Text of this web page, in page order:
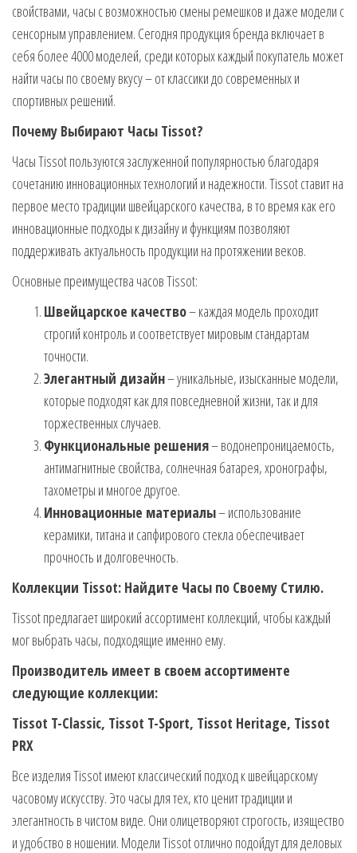
свойствами, часы с возможностью смены ремешков и даже модели с
сенсорным управлением. Сегодня продукция бренда включает в
себя более 4000 моделей, среди которых каждый покупатель может
найти часы по своему вкусу – от классики до современных и
спортивных решений.
Почему Выбирают Часы Tissot?
Часы Tissot пользуются заслуженной популярностью благодаря
сочетанию инновационных технологий и надежности. Tissot ставит на
первое место традиции швейцарского качества, в то время как его
инновационные подходы к дизайну и функциям позволяют
поддерживать актуальность продукции на протяжении веков.
Основные преимущества часов Tissot:
Швейцарское качество– каждая модель проходит
строгий контроль и соответствует мировым стандартам
точности.
Элегантный дизайн– уникальные, изысканные модели,
которые подходят как для повседневной жизни, так и для
торжественных случаев.
Функциональные решения– водонепроницаемость,
антимагнитные свойства, солнечная батарея, хронографы,
тахометры и многое другое.
Инновационные материалы– использование
керамики, титана и сапфирового стекла обеспечивает
прочность и долговечность.
Коллекции Tissot: Найдите Часы по Своему Стилю.
Tissot предлагает широкий ассортимент коллекций, чтобы каждый
мог выбрать часы, подходящие именно ему.
Производитель имеет в своем ассортименте
следующие коллекции:
Tissot T-Classic, Tissot T-Sport, Tissot Heritage, Tissot
PRX
Все изделия Tissot имеют классический подход к швейцарскому
часовому искусству. Это часы для тех, кто ценит традиции и
элегантность в чистом виде. Они олицетворяют строгость, изящество
и удобство в ношении. Модели Tissot отлично подойдут для деловых